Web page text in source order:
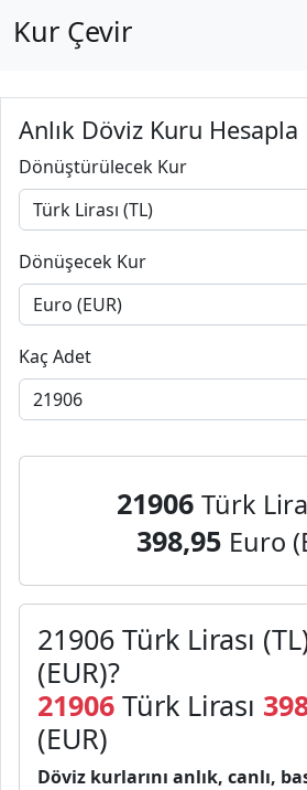
Kur Çevir
Anlık Döviz Kuru Hesapla
Dönüştürülecek Kur
Dönüşecek Kur
Kaç Adet
21906 Türk
398,95 Euro
21906 Türk Lirası
(EUR)?
21906 Türk Lirası
(EUR)
Döviz kurlarını anlık, canlı,